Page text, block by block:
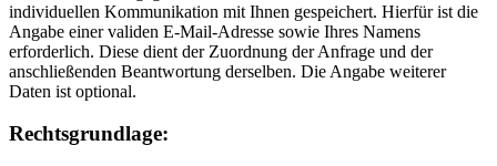
individuellen Kommunikation mit Ihnen gespeichert. Hierfür ist die
Angabe einer validen E-Mail-Adresse sowie Ihres Namens
erforderlich. Diese dient der Zuordnung der Anfrage und der
anschließenden Beantwortung derselben. Die Angabe weiterer
Daten ist optional.
Rechtsgrundlage: